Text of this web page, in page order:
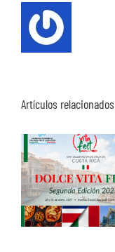
Artículos relacionados